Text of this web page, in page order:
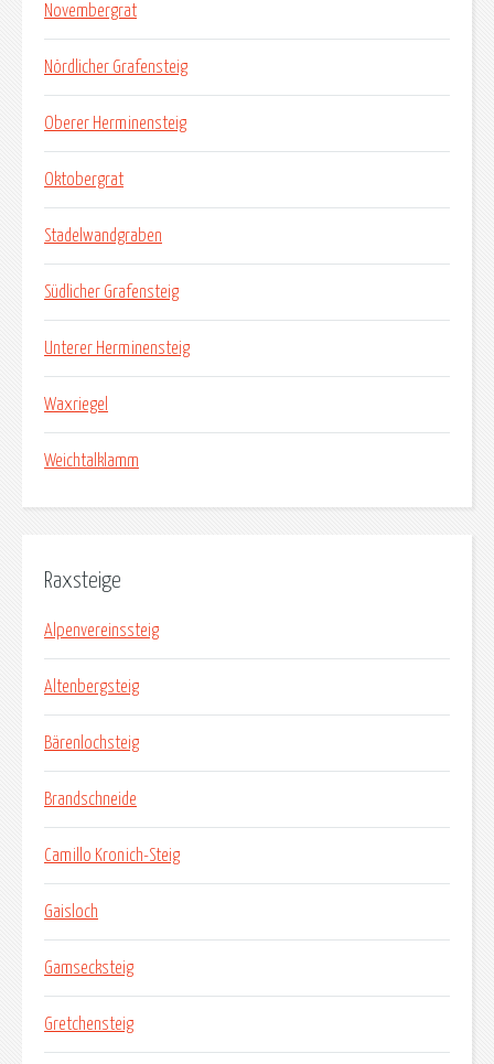
Novembergrat
Nördlicher Grafensteig
Oberer Herminensteig
Oktobergrat
Stadelwandgraben
Südlicher Grafensteig
Unterer Herminensteig
Waxriegel
Weichtalklamm
Raxsteige
Alpenvereinssteig
Altenbergsteig
Bärenlochsteig
Brandschneide
Camillo Kronich-Steig
Gaisloch
Gamsecksteig
Gretchensteig